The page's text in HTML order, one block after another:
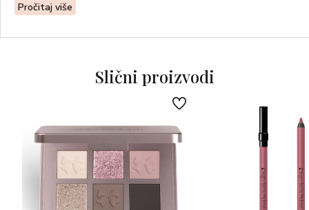
Pročitaj više
Slični proizvodi